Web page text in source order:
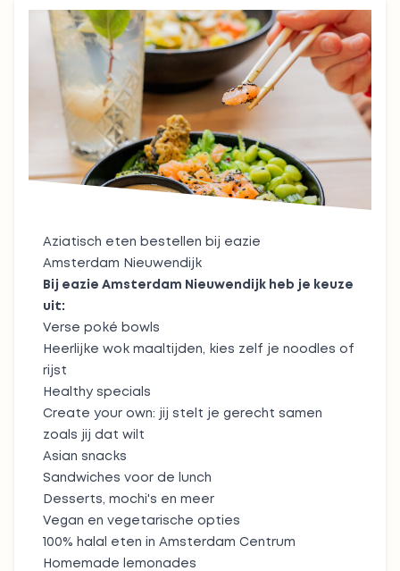
Aziatisch eten bestellen bij eazie
Amsterdam Nieuwendijk
Bij eazie Amsterdam Nieuwendijk heb je keuze
uit:
Verse poké bowls
Heerlijke wok maaltijden, kies zelf je noodles of
rijst
Healthy specials
Create your own: jij stelt je gerecht samen
zoals jij dat wilt
Asian snacks
Sandwiches voor de lunch
Desserts, mochi's en meer
Vegan en vegetarische opties
100% halal
eten in Amsterdam Centrum
Homemade lemonades